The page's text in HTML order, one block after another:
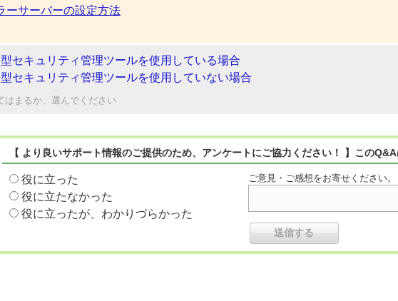
ーサーバーの設定方法
セキュリティ管理ツールを使用している場合
セキュリティ管理ツールを使用していない場合
はまるか、選んでください
【 より良いサポート情報のご提供のため、アンケートにご協力ください！ 】この
役に立った
役に立たなかった
役に立ったが、わかりづらかった
ご意見・ご感想をお寄せください。